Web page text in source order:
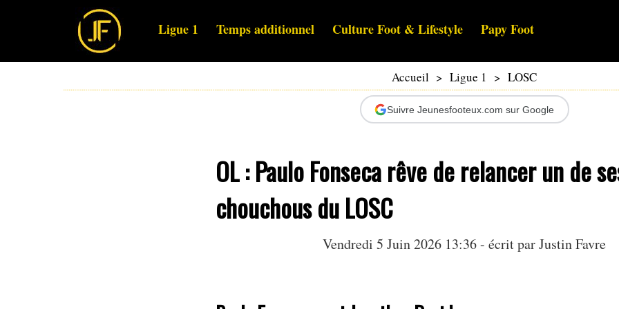
Ligue 1 Temps additionnel Culture Foot & Lifestyle Papy Foot
Accueil > Ligue 1 > LOSC
Suivre Jeunesfooteux.com sur Google
OL : Paulo Fonseca rêve de relancer un de
chouchous du LOSC
Vendredi 5 Juin 2026 13:36 - écrit parJustin Favre